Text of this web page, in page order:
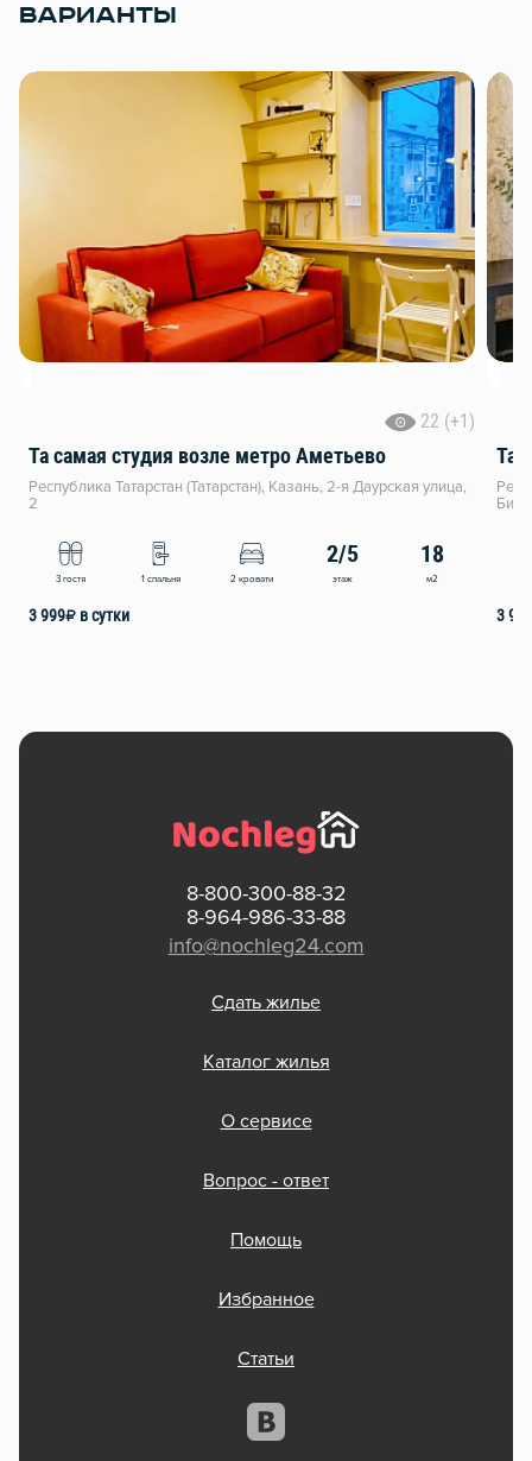
ВАРИАНТЫ
22 (+1)
Та самая студия возле метро Аметьево
Республика Татарстан (Татарстан), Казань, 2-я Даурская улица,
2
3 гостя 1 спальня 2 кровати
2/5
этаж
18
м2
3 999₽ в сутки
Та
3 999
8-800-300-88-32
8-964-986-33-88
info@nochleg24.com
Сдать жилье
Каталог жилья
О сервисе
Вопрос - ответ
Помощь
Избранное
Статьи